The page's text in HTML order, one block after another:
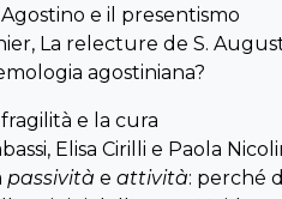
Agostino e il presentismo
La relecture de S.
agostiniana?
e la cura
Elisa Cirilli e Paola
passività e attività: perché